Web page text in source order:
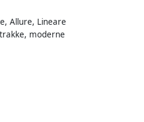
Allure, Lineare
moderne